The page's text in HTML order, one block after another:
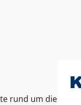
rund um die